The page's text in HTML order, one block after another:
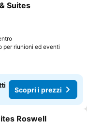
ai preferiti
Suites
per riunioni ed eventi
Scopri i prezzi
ai preferiti
Roswell